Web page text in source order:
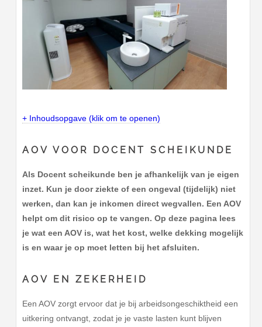
+ Inhoudsopgave (klik om te openen)
AOV VOOR DOCENT SCHEIKUNDE
Als Docent scheikunde ben je afhankelijk van je eigen
inzet. Kun je door ziekte of een ongeval (tijdelijk) niet
werken, dan kan je inkomen direct wegvallen. Een AOV
helpt om dit risico op te vangen. Op deze pagina lees
je wat een AOV is, wat het kost, welke dekking mogelijk
is en waar je op moet letten bij het afsluiten.
AOV EN ZEKERHEID
Een AOV zorgt ervoor dat je bij arbeidsongeschiktheid een
uitkering ontvangt, zodat je je vaste lasten kunt blijven